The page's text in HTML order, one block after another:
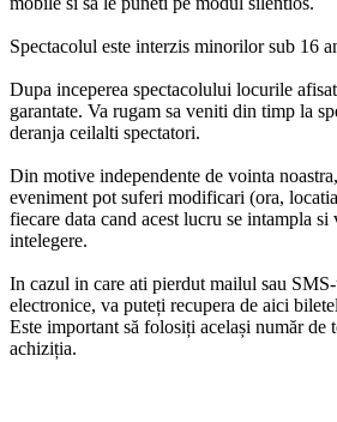
Spectacolul este interzis minorilor sub 16
Dupa inceperea spectacolului locurile
garantate. Va rugam sa veniti din timp la
deranja ceilalti spectatori.
Din motive independente de vointa
eveniment pot suferi modificari (ora,
fiecare data cand acest lucru se intampla
intelegere.
In cazul in care ati pierdut mailul sau
electronice, va puteți recupera de aici
Este important să folosiți același număr de
achiziția.